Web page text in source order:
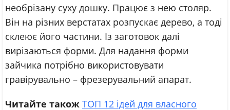
необрізану суху дошку. Працює з нею столяр.
Він на різних верстатах розпускає дерево, а тоді
склеює його частини. Із заготовок далі
вирізаються форми. Для надання форми
зайчика потрібно використовувати
гравірувально – фрезерувальний апарат.
Читайте також ТОП 12 ідей для власного